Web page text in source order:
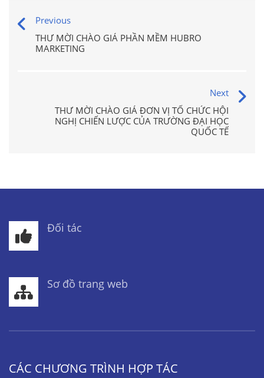
Previous
THƯ MỜI CHÀO GIÁ PHẦN MỀM HUBRO
MARKETING
Next
THƯ MỜI CHÀO GIÁ ĐƠN VỊ TỔ CHỨC HỘI
NGHỊ CHIẾN LƯỢC CỦA TRƯỜNG ĐẠI HỌC
QUỐC TẾ
Đối tác
Sơ đồ trang web
CÁC CHƯƠNG TRÌNH HỢP TÁC